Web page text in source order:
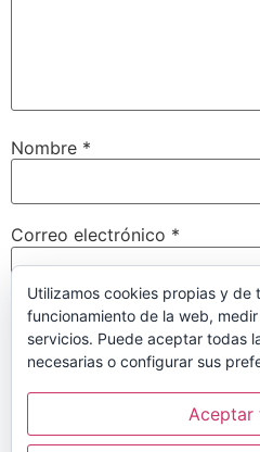
Nombre *
Correo electrónico *
Web
Guarda mi nombre, correo
navegador para la próxima
Utilizamos cookies propias y
funcionamiento de la web,
servicios. Puede aceptar todas
necesarias o configurar sus
Aceptar